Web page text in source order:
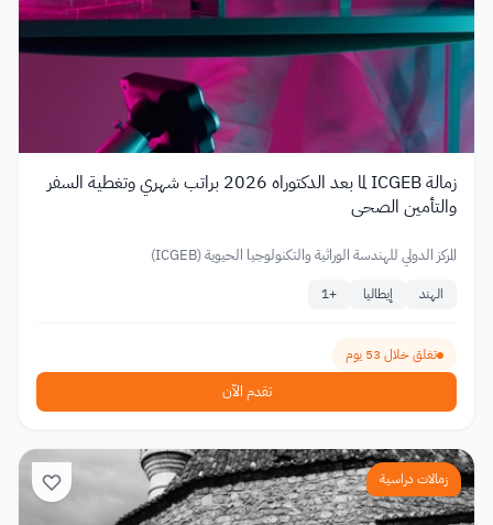
زمالة ICGEB لما بعد الدكتوراه 2026 براتب شهري وتغطية السفر
والتأمين الصحي
المركز الدولي للهندسة الوراثية والتكنولوجيا الحيوية (ICGEB)
الهند إيطاليا +
1
تغلق خلال 53 يوم
تقدم الآن
زمالات دراسية